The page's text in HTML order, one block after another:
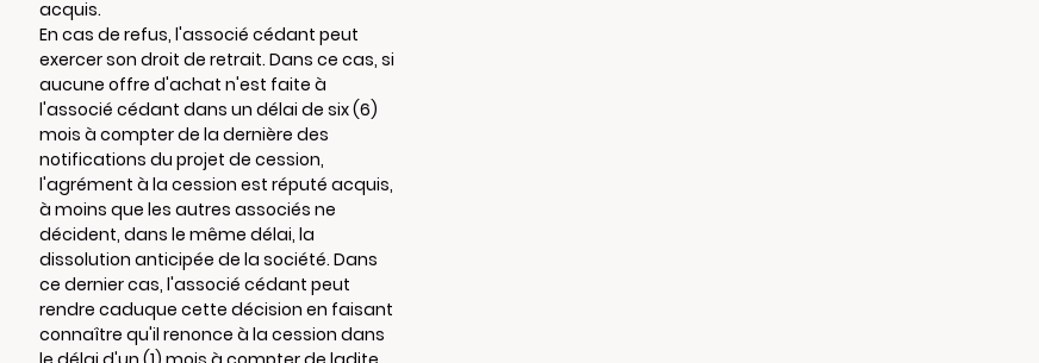
acquis.
En cas de refus, l'associé cédant peut
exercer son droit de retrait. Dans ce cas, si
aucune offre d'achat n'est faite à
l'associé cédant dans un délai de six (6)
mois à compter de la dernière des
notifications du projet de cession,
l'agrément à la cession est réputé acquis,
à moins que les autres associés ne
décident, dans le même délai, la
dissolution anticipée de la société. Dans
ce dernier cas, l'associé cédant peut
rendre caduque cette décision en faisant
connaître qu'il renonce à la cession dans